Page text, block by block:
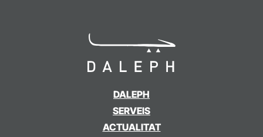
DALEPH
SERVEIS
ACTUALITAT